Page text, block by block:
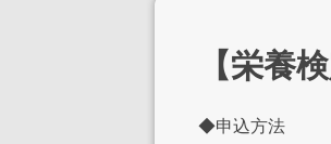
【栄養
◆申込方法